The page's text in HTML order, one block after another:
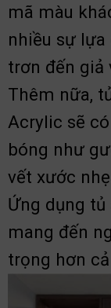
mã màu
nhiều sự
trơn đến giả
Thêm nữa,
Acrylic sẽ
bóng như
vết xước
Ứng dụng
mang đến
trọng hơn